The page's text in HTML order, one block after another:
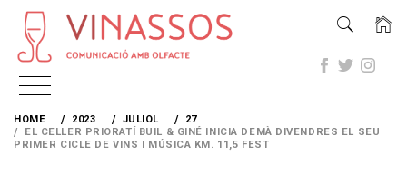
Skip
content
HOME 2023 JULIOL
27
EL CELLER PRIORATÍ BUIL & GINÉ INICIA DEMÀ DIVENDRES EL SEU
PRIMER CICLE DE VINS I MÚSICA KM. 11,5 FEST